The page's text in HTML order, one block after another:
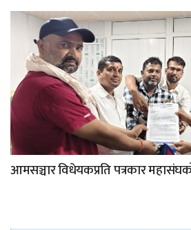
आमसञ्चार विधेयकप्रति पत्रकार